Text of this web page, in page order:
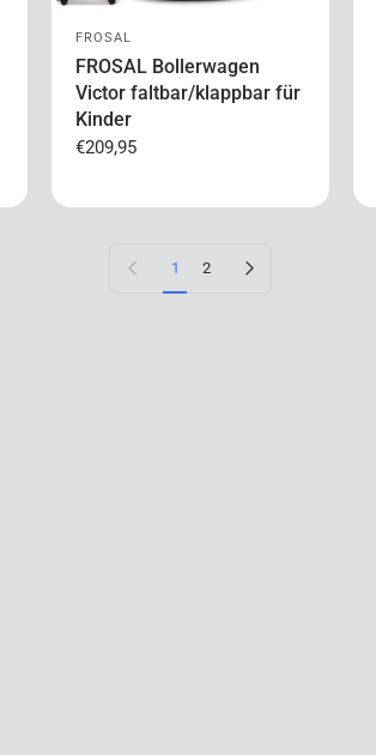
FROSAL
FROSAL Bollerwagen
Victor faltbar/klappbar für
Kinder
€209,95
Vorherige Seite1 2